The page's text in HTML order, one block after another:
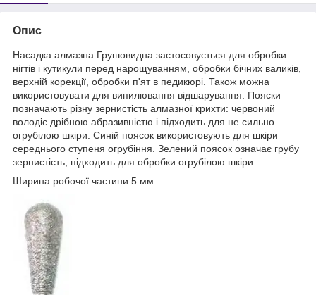
Опис
Насадка алмазна Грушовидна застосовується для обробки
нігтів і кутикули перед нарощуванням, обробки бічних валиків,
верхній корекції, обробки п'ят в педикюрі. Також можна
використовувати для випилювання відшарування. Пояски
позначають різну зернистість алмазної крихти: червоний
володіє дрібною абразивністю і підходить для не сильно
огрубілою шкіри. Синій поясок використовують для шкіри
середнього ступеня огрубіння. Зелений поясок означає грубу
зернистість, підходить для обробки огрубілою шкіри.
Ширина робочої частини 5 мм